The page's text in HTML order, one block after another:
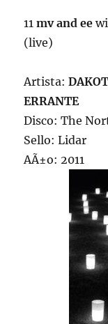
11mv and ee
(live)
Artista:
ERRANTE
Disco: The
Sello: Lidar
AÃ±o: 2011